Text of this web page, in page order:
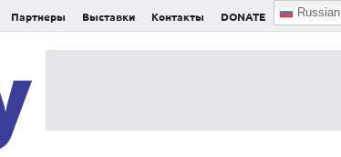
Партнеры Выставки Контакты DONATE Russian